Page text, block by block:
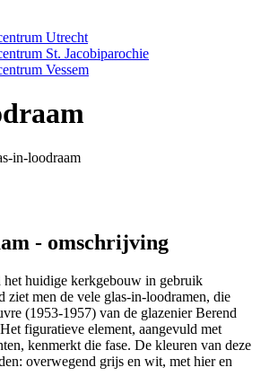
Utrecht
St. Jacobiparochie
Vessem
in-loodraam
- omschrijving
het huidige kerkgebouw in gebruik
ziet men de vele glas-in-loodramen, die
(1953-1957) van de glazenier Berend
figuratieve element, aangevuld met
kenmerkt die fase. De kleuren van deze
overwegend grijs en wit, met hier en